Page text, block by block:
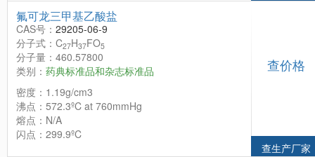
氟可龙三甲基乙酸盐
CAS号： 29205-06-9
分子式：C27H37FO5
分子量：460.57800
类别： 药典标准品和杂志标准品
密度：1.19g/cm3
沸点：572.3ºC at 760mmHg
熔点：N/A
闪点：299.9ºC
查价格
查生产厂家